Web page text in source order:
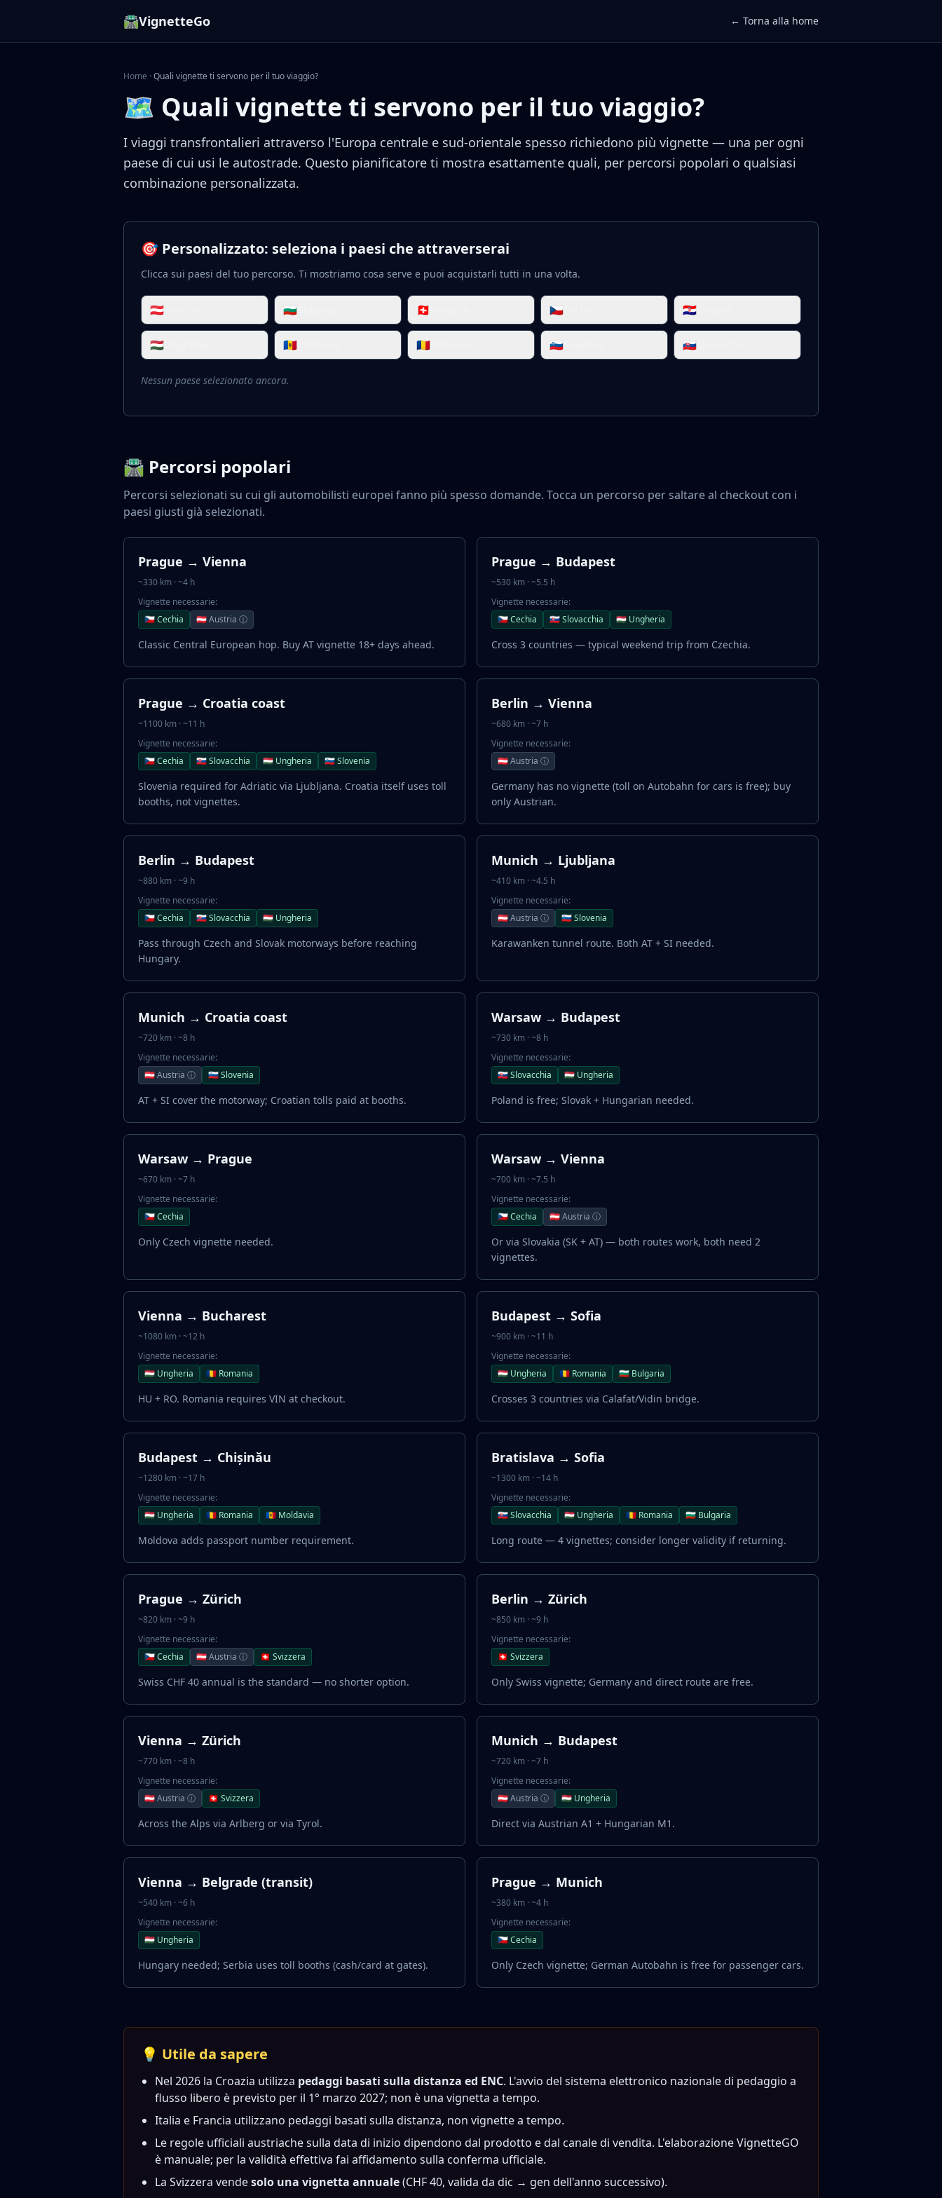
🛣️VignetteGo ← Torna alla home
Home ·Quali vignette ti servono per il tuo viaggio?
🗺️ Quali vignette ti servono per il tuo viaggio?
I viaggi transfrontalieri attraverso l'Europa centrale e sud-orientale spesso richiedono più vignette — una per ogni
paese di cui usi le autostrade. Questo pianificatore ti mostra esattamente quali, per percorsi popolari o qualsiasi
combinazione personalizzata.
🎯 Personalizzato: seleziona i paesi che attraverserai
Clicca sui paesi del tuo percorso. Ti mostriamo cosa serve e puoi acquistarli tutti in una volta.
🇦🇹 🇧🇬 🇨🇭 🇨🇿 🇭🇷
🇭🇺 🇲🇩 🇷🇴 🇸🇮 🇸🇰
Nessun paese selezionato ancora.
🛣️ Percorsi popolari
Percorsi selezionati su cui gli automobilisti europei fanno più spesso domande. Tocca un percorso per saltare al checkout con i
paesi giusti già selezionati.
Prague → Vienna
~330 km · ~4 h
Vignette necessarie:
🇨🇿 Cechia
🇦🇹 Austria ⓘ
Classic Central European hop. Buy AT vignette 18+ days ahead.
Prague → Budapest
~530 km · ~5.5 h
Vignette necessarie:
🇨🇿 Cechia
🇸🇰 Slovacchia 🇭🇺 Ungheria
Cross 3 countries — typical weekend trip from Czechia.
Prague → Croatia coast
~1100 km · ~11 h
Vignette necessarie:
🇨🇿 Cechia
🇸🇰 Slovacchia 🇭🇺 Ungheria 🇸🇮 Slovenia
Slovenia required for Adriatic via Ljubljana. Croatia itself uses toll
booths, not vignettes.
Berlin → Vienna
~680 km · ~7 h
Vignette necessarie:
🇦🇹 Austria ⓘ
Germany has no vignette (toll on Autobahn for cars is free); buy
only Austrian.
Berlin → Budapest
~880 km · ~9 h
Vignette necessarie:
🇨🇿 Cechia
🇸🇰 Slovacchia 🇭🇺 Ungheria
Pass through Czech and Slovak motorways before reaching
Hungary.
Munich → Ljubljana
~410 km · ~4.5 h
Vignette necessarie:
🇦🇹 Austria ⓘ
🇸🇮 Slovenia
Karawanken tunnel route. Both AT + SI needed.
Munich → Croatia coast
~720 km · ~8 h
Vignette necessarie:
🇦🇹 Austria ⓘ
🇸🇮 Slovenia
AT + SI cover the motorway; Croatian tolls paid at booths.
Warsaw → Budapest
~730 km · ~8 h
Vignette necessarie:
🇸🇰 Slovacchia
🇭🇺 Ungheria
Poland is free; Slovak + Hungarian needed.
Warsaw → Prague
~670 km · ~7 h
Vignette necessarie:
🇨🇿 Cechia
Only Czech vignette needed.
Warsaw → Vienna
~700 km · ~7.5 h
Vignette necessarie:
🇨🇿 Cechia
🇦🇹 Austria ⓘ
Or via Slovakia (SK + AT) — both routes work, both need 2
vignettes.
Vienna → Bucharest
~1080 km · ~12 h
Vignette necessarie:
🇭🇺 Ungheria
🇷🇴 Romania
HU + RO. Romania requires VIN at checkout.
Budapest → Sofia
~900 km · ~11 h
Vignette necessarie:
🇭🇺 Ungheria
🇷🇴 Romania 🇧🇬 Bulgaria
Crosses 3 countries via Calafat/Vidin bridge.
Budapest → Chișinău
~1280 km · ~17 h
Vignette necessarie:
🇭🇺 Ungheria
🇷🇴 Romania 🇲🇩 Moldavia
Moldova adds passport number requirement.
Bratislava → Sofia
~1300 km · ~14 h
Vignette necessarie:
🇸🇰 Slovacchia
🇭🇺 Ungheria 🇷🇴 Romania 🇧🇬 Bulgaria
Long route — 4 vignettes; consider longer validity if returning.
Prague → Zürich
~820 km · ~9 h
Vignette necessarie:
🇨🇿 Cechia
🇦🇹 Austria ⓘ 🇨🇭 Svizzera
Swiss CHF 40 annual is the standard — no shorter option.
Berlin → Zürich
~850 km · ~9 h
Vignette necessarie:
🇨🇭 Svizzera
Only Swiss vignette; Germany and direct route are free.
Vienna → Zürich
~770 km · ~8 h
Vignette necessarie:
🇦🇹 Austria ⓘ
🇨🇭 Svizzera
Across the Alps via Arlberg or via Tyrol.
Munich → Budapest
~720 km · ~7 h
Vignette necessarie:
🇦🇹 Austria ⓘ
🇭🇺 Ungheria
Direct via Austrian A1 + Hungarian M1.
Vienna → Belgrade (transit)
~540 km · ~6 h
Vignette necessarie:
🇭🇺 Ungheria
Hungary needed; Serbia uses toll booths (cash/card at gates).
Prague → Munich
~380 km · ~4 h
Vignette necessarie:
🇨🇿 Cechia
Only Czech vignette; German Autobahn is free for passenger cars.
💡 Utile da sapere
Nel 2026 la Croazia utilizza pedaggi basati sulla distanza ed ENC. L'avvio del sistema elettronico nazionale di pedaggio a
flusso libero è previsto per il 1° marzo 2027; non è una vignetta a tempo.
Italia e Francia utilizzano pedaggi basati sulla distanza, non vignette a tempo.
Le regole ufficiali austriache sulla data di inizio dipendono dal prodotto e dal canale di vendita. L'elaborazione VignetteGO
è manuale; per la validità effettiva fai affidamento sulla conferma ufficiale.
La Svizzera vendesolo una vignetta annuale(CHF 40, valida da dic → gen dell'anno successivo).